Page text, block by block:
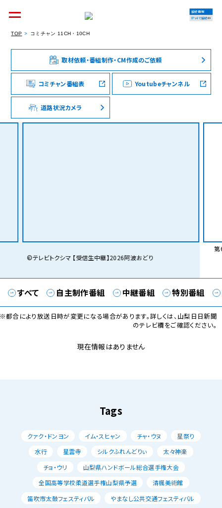
個人のお客様 集合住宅オーナーの方
法人のお客様 料金シミュレーション
接続情報
IPv4で接続中
TOP コミチャン 11CH・10CH
取材依頼・番組制作・CM作成のご依頼
コミチャン番組表 Youtubeチャンネル
道路状況カメラ
©テレビトクシマ 【受信生中継】2026阿波おどり
第
すべて 自主制作番組 中継番組 特別番組
都合により放送日時が変更になる場合があります。詳しくは、山梨日日新聞
のテレビ欄をご確認ください。
現在情報はありません
Tags
クァク・ドンヨン イム・スヒャン チャ・ウヌ
星祭り
水行
星雲寺 シルクふれんどりぃ
太々神楽
チョ・ウリ
山梨県ハンドボール総合選手権大会
全国高等学校柔道選手権山梨県予選
清楓美術館
笛吹市太鼓フェスティバル
やまなし公共交通フェスティバル